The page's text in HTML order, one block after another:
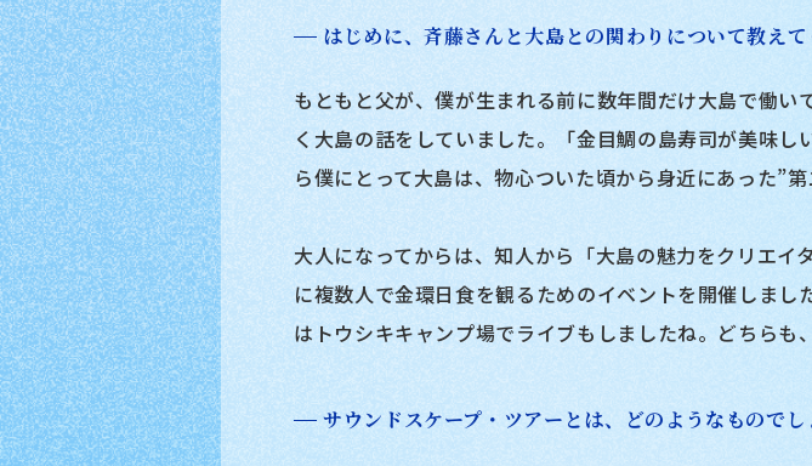
はじめに、斉藤さんと大島との関わりについて教えて
もともと父が、僕が生まれる前に数年間だけ大島で働
く大島の話をしていました。「金目鯛の島寿司が美味
ら僕にとって大島は、物心ついた頃から身近にあった”
大人になってからは、知人から「大島の魅力をクリエ
に複数人で金環日食を観るためのイベントを開催しま
はトウシキキャンプ場でライブもしましたね。どちらも
サウンドスケープ・ツアーとは、どのようなものでし